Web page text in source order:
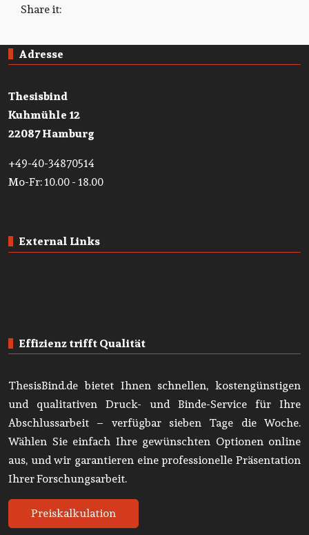
Share it:
Adresse
Thesisbind
Kuhmühle 12
22087 Hamburg
+49-40-34870514
Mo-Fr: 10.00 - 18.00
External Links
Effizienz trifft Qualität
ThesisBind.de bietet Ihnen schnellen, kostengünstigen
und qualitativen Druck- und Binde-Service für Ihre
Abschlussarbeit – verfügbar sieben Tage die Woche.
Wählen Sie einfach Ihre gewünschten Optionen online
aus, und wir garantieren eine professionelle Präsentation
Ihrer Forschungsarbeit.
Preiskalkulation